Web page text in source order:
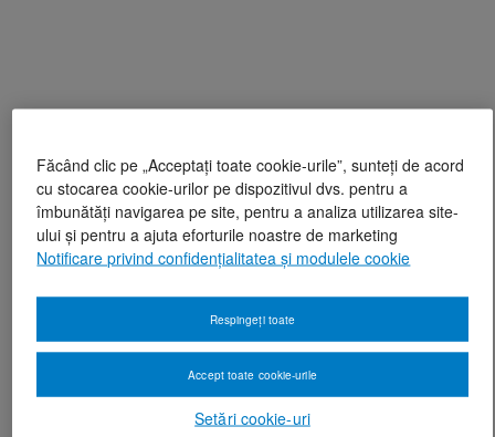
Făcând clic pe „Acceptați toate cookie-urile”, sunteți de acord
cu stocarea cookie-urilor pe dispozitivul dvs. pentru a
îmbunătăți navigarea pe site, pentru a analiza utilizarea site-
ului și pentru a ajuta eforturile noastre de marketing
Notificare privind confidențialitatea și modulele cookie
Setări cookie-uri
Respingeți toate
Accept toate cookie-urile